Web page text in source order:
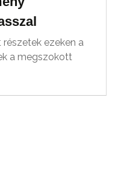
ezeken a
a megszokott